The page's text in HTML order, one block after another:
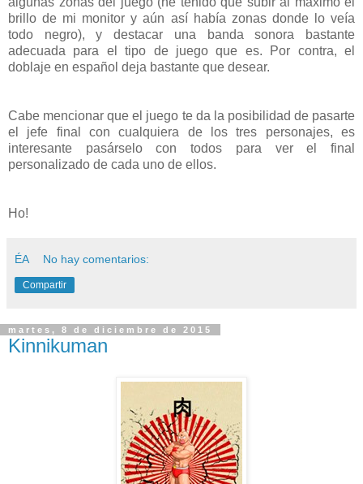
brillo de mi monitor y aún así había zonas donde lo veía
todo negro), y destacar una banda sonora bastante
adecuada para el tipo de juego que es. Por contra, el
doblaje en español deja bastante que desear.
Cabe mencionar que el juego te da la posibilidad de pasarte
el jefe final con cualquiera de los tres personajes, es
interesante pasárselo con todos para ver el final
personalizado de cada uno de ellos.
Ho!
ÉA No hay comentarios:
Compartir
martes, 8 de diciembre de 2015
Kinnikuman